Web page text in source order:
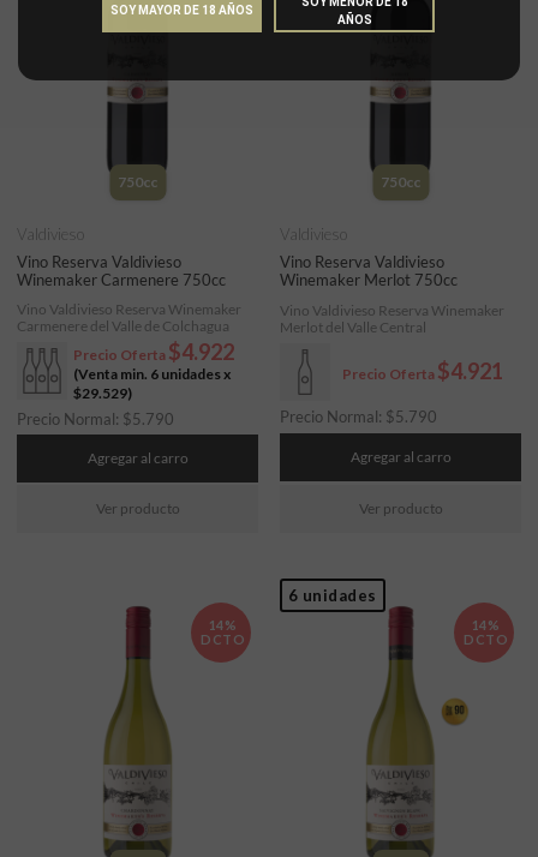
750cc
Vino Reserva Valdivieso
Winemaker Carmenere 750cc
(Venta min. 6 unidades x
$29.529)
Precio Oferta $4.922
Precio Normal: $5.790
Valdivieso
Vino Valdivieso Reserva Winemaker
Carmenere del Valle de Colchagua
Agregar al carro
Ver producto
750cc
Vino Reserva Valdivieso
Winemaker Merlot 750cc
Precio Oferta $4.921
Precio Normal: $5.790
Valdivieso
Vino Valdivieso Reserva Winemaker
Merlot del Valle Central
Agregar al carro
Ver producto
14%
DCTO
6 unidades
14%
DCTO
SOY MAYOR DE 18 AÑOS
AÑOS